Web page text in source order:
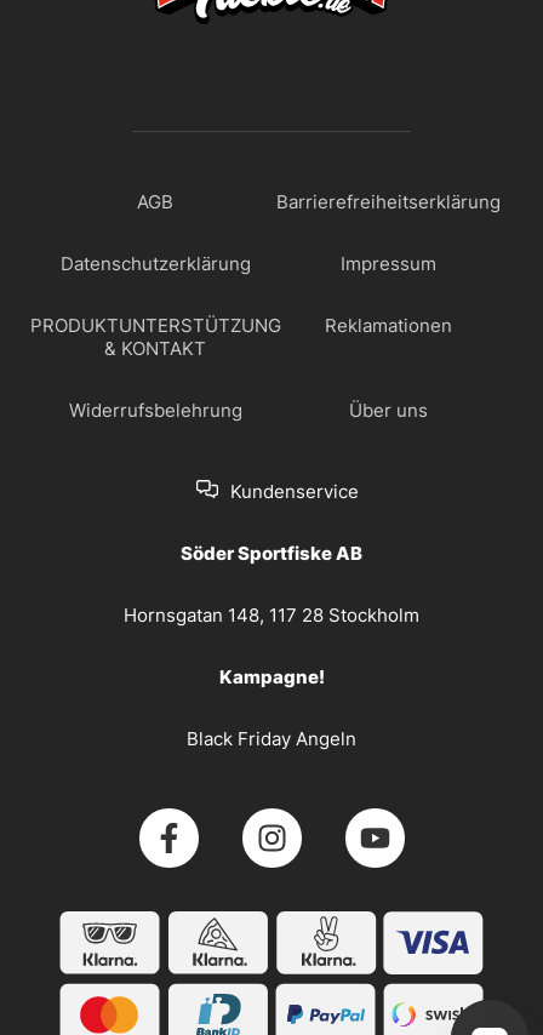
AGB Barrierefreiheitserklärung
Datenschutzerklärung Impressum
PRODUKTUNTERSTÜTZUNG
& KONTAKT
Reklamationen
Widerrufsbelehrung Über uns
Kundenservice
Söder Sportfiske AB
Hornsgatan 148, 117 28 Stockholm
Kampagne!
Black Friday Angeln